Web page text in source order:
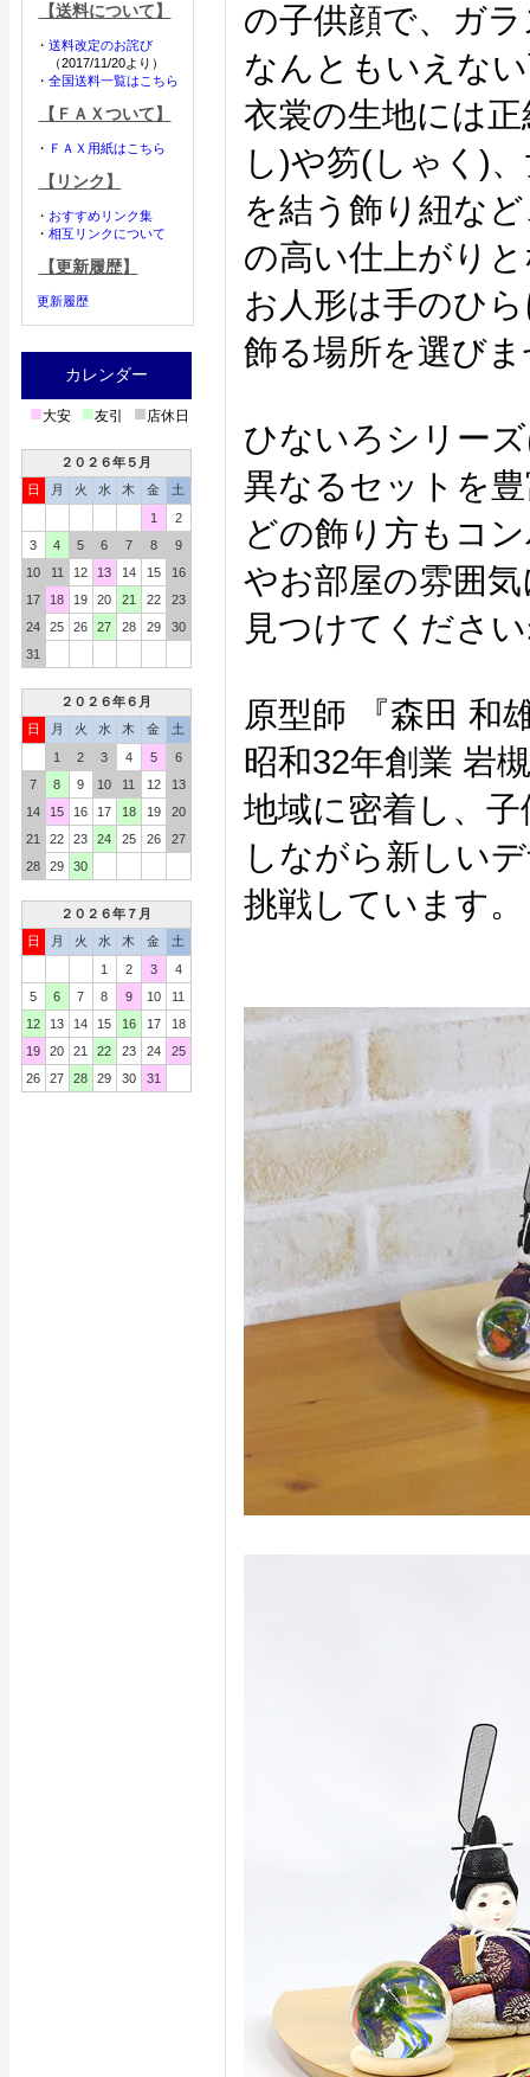
【送料について】
・ 送料改定のお詫び
（2017/11/20より）
・ 全国送料一覧はこちら
【ＦＡＸついて】
・ ＦＡＸ用紙はこちら
【リンク】
・ おすすめリンク集
・ 相互リンクについて
【更新履歴】
更新履歴
カレンダー
■大安 ■友引 ■店休日
２０２６年５月
日
月 火 水 木 金
土
1
2
3
4 5 6 7 8
9
10
11 12 13 14 15
16
17
18 19 20 21 22
23
24
25 26 27 28 29
30
31
２０２６年６月
日
月 火 水 木 金
土
1
2 3 4 5
6
7
8 9 10 11 12
13
14
15 16 17 18 19
20
21
22 23 24 25 26
27
28
29 30
２０２６年７月
日
月 火 水 木 金
土
1
2 3
4
5
6 7 8 9 10
11
12
13 14 15 16 17
18
19
20 21 22 23 24
25
26
27 28 29 30 31
の子供顔で、ガ
なんともいえな
衣裳の生地には
し)や笏(しゃく)
を結う飾り紐な
の高い仕上がり
お人形は手のひ
飾る場所を選び
ひないろシリー
異なるセットを
どの飾り方もコ
やお部屋の雰囲
見つけてくださ
原型師 『森田 和
昭和32年創業 岩
地域に密着し、
しながら新しい
挑戦しています。